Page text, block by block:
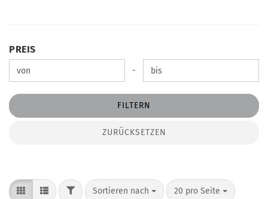
PREIS
PREIS
Preis bis -
FILTERN
ZURÜCKSETZEN
FILTERSortieren nach
Sortieren nach 20 pro Seite
pro Seite